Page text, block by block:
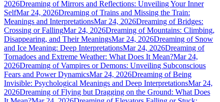
2026Dreaming of Mirrors and Reflections: Unveiling Your Inner
SelfMar 24, 2026Dreaming of Trains and Missing the Train:
Meanings and InterpretationsMar 24, 2026Dreaming of Bridges:
Crossing or FallingMar 24, 2026Dreaming of Mountains: Climbing,
Disappearing, and Their MeaningsMar 24, 2026Dreaming of Snow
and Ice Meaning: Deep InterpretationsMar 24, 2026Dreaming of
Tornadoes and Extreme Weather: What Does It Mean?Mar 24,
2026Dreaming of Vampires or Demons: Unveiling Subconscious
Fears and Power DynamicsMar 24, 2026Dreaming of Being
Invisible: Psychological Meanings and Deep InterpretationsMar 24,
2026Dreaming of Flying but Dragging on the Ground: What Does